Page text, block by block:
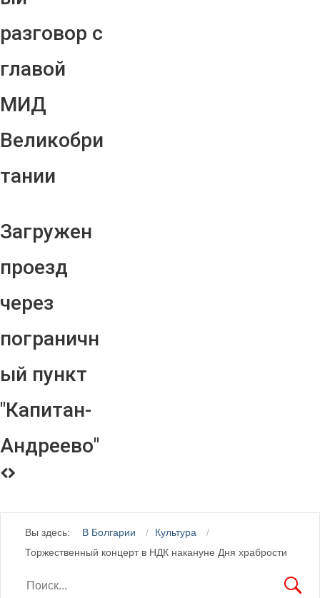
разговор с
главой
МИД
Великобри
тании
Загружен
проезд
через
пограничн
ый пункт
"Капитан-
Андреево"
Вы здесь: В Болгарии
Культура
Торжественный концерт в НДК накануне Дня храбрости